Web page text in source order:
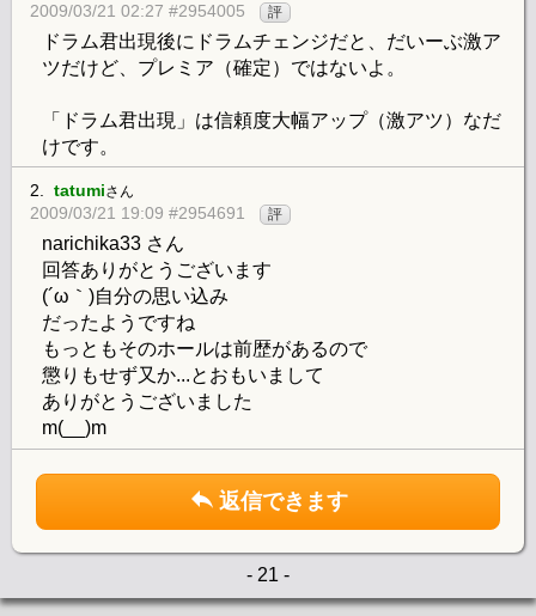
2009/03/21 02:27 #2954005 評
ドラム君出現後にドラムチェンジだと、だいーぶ激ア
ツだけど、プレミア（確定）ではないよ。
「ドラム君出現」は信頼度大幅アップ（激アツ）なだ
けです。
2. tatumiさん
2009/03/21 19:09 #2954691 評
narichika33 さん
回答ありがとうございます
(´ω｀)自分の思い込み
だったようですね
もっともそのホールは前歴があるので
懲りもせず又か...とおもいまして
ありがとうございました
m(__)m
返信できます
- 21 -